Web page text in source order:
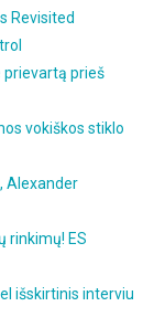
Revisited
prievartą prieš
vokiškos stiklo
Alexander
rinkimų! ES
išskirtinis interviu